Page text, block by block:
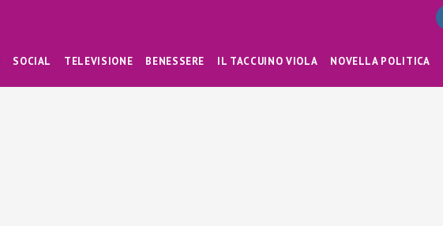
SOCIAL TELEVISIONE BENESSERE IL TACCUINO VIOLA NOVELLA POLITICA